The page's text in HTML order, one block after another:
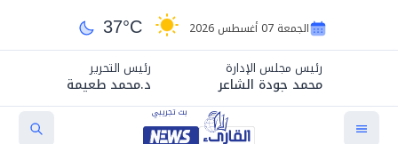
الجمعة 07 أغسطس 2026 37°C
رئيس مجلس الإدارة
محمد جودة الشاعر
رئيس التحرير
د.محمد طعيمة